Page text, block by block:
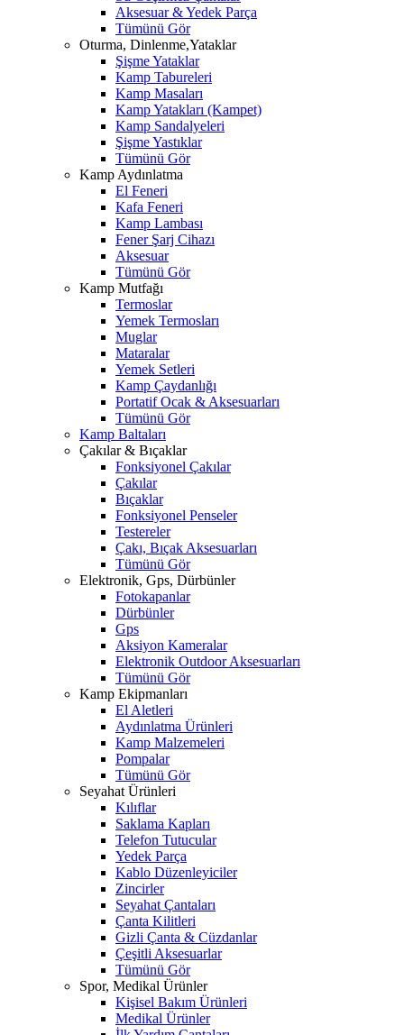
Aksesuar & Yedek Parça
Tümünü Gör
Oturma, Dinlenme,Yataklar
Şişme Yataklar
Kamp Tabureleri
Kamp Masaları
Kamp Yatakları (Kampet)
Kamp Sandalyeleri
Şişme Yastıklar
Tümünü Gör
Kamp Aydınlatma
El Feneri
Kafa Feneri
Kamp Lambası
Fener Şarj Cihazı
Aksesuar
Tümünü Gör
Kamp Mutfağı
Termoslar
Yemek Termosları
Muglar
Mataralar
Yemek Setleri
Kamp Çaydanlığı
Portatif Ocak & Aksesuarları
Tümünü Gör
Kamp Baltaları
Çakılar & Bıçaklar
Fonksiyonel Çakılar
Çakılar
Bıçaklar
Fonksiyonel Penseler
Testereler
Çakı, Bıçak Aksesuarları
Tümünü Gör
Elektronik, Gps, Dürbünler
Fotokapanlar
Dürbünler
Gps
Aksiyon Kameralar
Elektronik Outdoor Aksesuarları
Tümünü Gör
Kamp Ekipmanları
El Aletleri
Aydınlatma Ürünleri
Kamp Malzemeleri
Pompalar
Tümünü Gör
Seyahat Ürünleri
Kılıflar
Saklama Kapları
Telefon Tutucular
Yedek Parça
Kablo Düzenleyiciler
Zincirler
Seyahat Çantaları
Çanta Kilitleri
Gizli Çanta & Cüzdanlar
Çeşitli Aksesuarlar
Tümünü Gör
Spor, Medikal Ürünler
Kişisel Bakım Ürünleri
Medikal Ürünler